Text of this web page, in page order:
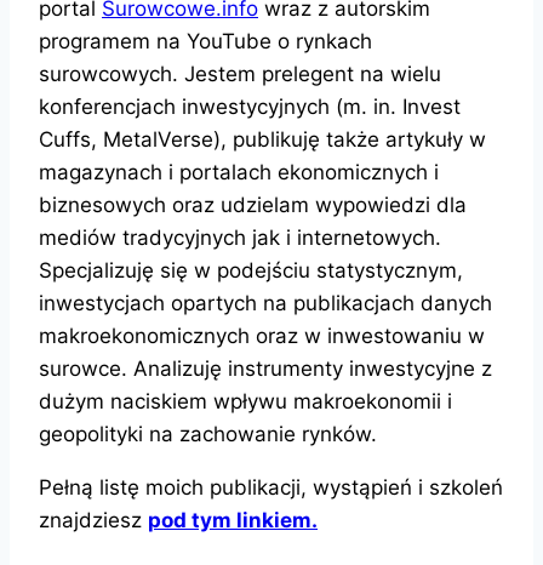
portal Surowcowe.info wraz z autorskim
programem na YouTube o rynkach
surowcowych. Jestem prelegent na wielu
konferencjach inwestycyjnych (m. in. Invest
Cuffs, MetalVerse), publikuję także artykuły w
magazynach i portalach ekonomicznych i
biznesowych oraz udzielam wypowiedzi dla
mediów tradycyjnych jak i internetowych.
Specjalizuję się w podejściu statystycznym,
inwestycjach opartych na publikacjach danych
makroekonomicznych oraz w inwestowaniu w
surowce. Analizuję instrumenty inwestycyjne z
dużym naciskiem wpływu makroekonomii i
geopolityki na zachowanie rynków.
Pełną listę moich publikacji, wystąpień i szkoleń
znajdziesz pod tym linkiem.